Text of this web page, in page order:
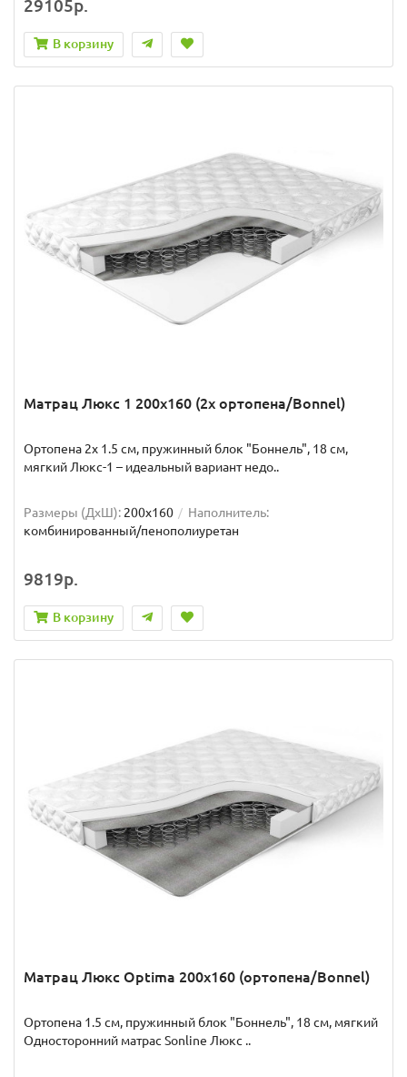
29105р.
В корзину
Матрац Люкс 1 200x160 (2x ортопена/Bonnel)
Ортопена 2x 1.5 см, пружинный блок "Боннель", 18 см,
мягкий Люкс-1 – идеальный вариант недо..
Размеры (ДxШ): 200x160
Наполнитель:
комбинированный/пенополиуретан
9819р.
В корзину
Матрац Люкс Optima 200x160 (ортопена/Bonnel)
Ортопена 1.5 см, пружинный блок "Боннель", 18 см, мягкий
Односторонний матрас Sonline Люкс ..